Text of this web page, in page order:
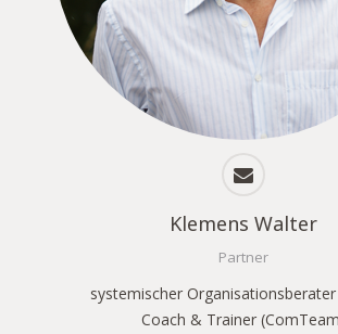
Klemens Walter
Partner
systemischer Organisationsberater
Coach & Trainer